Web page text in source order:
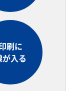
刷に
が入る